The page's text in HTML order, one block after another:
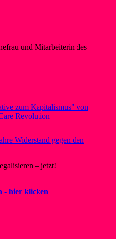
und Mitarbeiterin des
zum Kapitalismus" von
Revolution
– jetzt!
- hier klicken